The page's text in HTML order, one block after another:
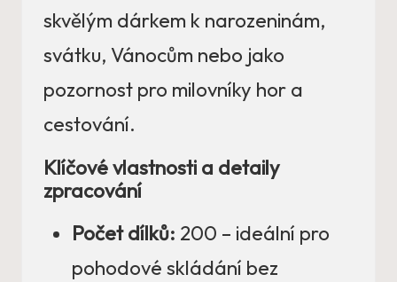
skvělým dárkem k narozeninám,
svátku, Vánocům nebo jako
pozornost pro milovníky hor a
cestování.
Klíčové vlastnosti a detaily
zpracování
Počet dílků: 200 – ideální pro
pohodové skládání bez